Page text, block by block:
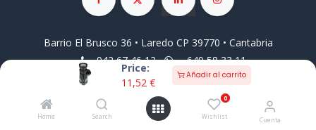
Price:
11,52 €
Añadir al carrito
Home Search
0
Wishlist Cuenta
Barrio El Brusco 36 • Laredo CP 39770 • Cantabria
942 67 46 12
649 58 33 11
pedidos@grupoincera.com
Aviso Legal
Condiciones Generales de Venta
Pago
Contacto Información Comercial